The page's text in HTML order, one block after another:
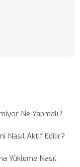
Ne Yapmalı?
Nasıl Aktif Edilir?
Yükleme Nasıl